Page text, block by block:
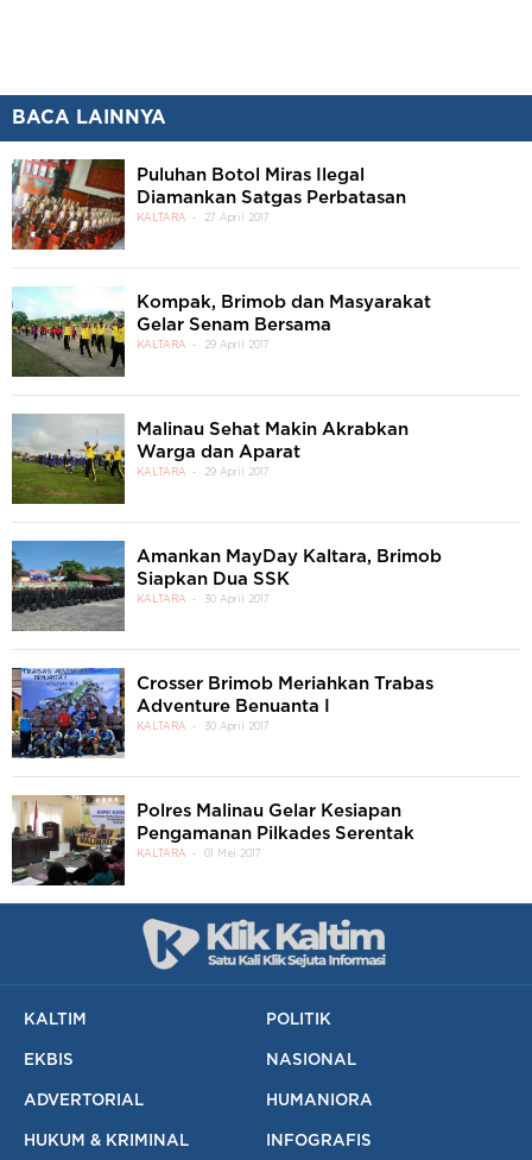
BACA LAINNYA
Puluhan Botol Miras Ilegal
Diamankan Satgas Perbatasan
KALTARA 27 April 2017
Kompak, Brimob dan Masyarakat
Gelar Senam Bersama
KALTARA 29 April 2017
Malinau Sehat Makin Akrabkan
Warga dan Aparat
KALTARA 29 April 2017
Amankan MayDay Kaltara, Brimob
Siapkan Dua SSK
KALTARA 30 April 2017
Crosser Brimob Meriahkan Trabas
Adventure Benuanta I
KALTARA 30 April 2017
Polres Malinau Gelar Kesiapan
Pengamanan Pilkades Serentak
KALTARA 01 Mei 2017
KALTIM POLITIK
EKBIS NASIONAL
ADVERTORIAL HUMANIORA
HUKUM & KRIMINAL INFOGRAFIS